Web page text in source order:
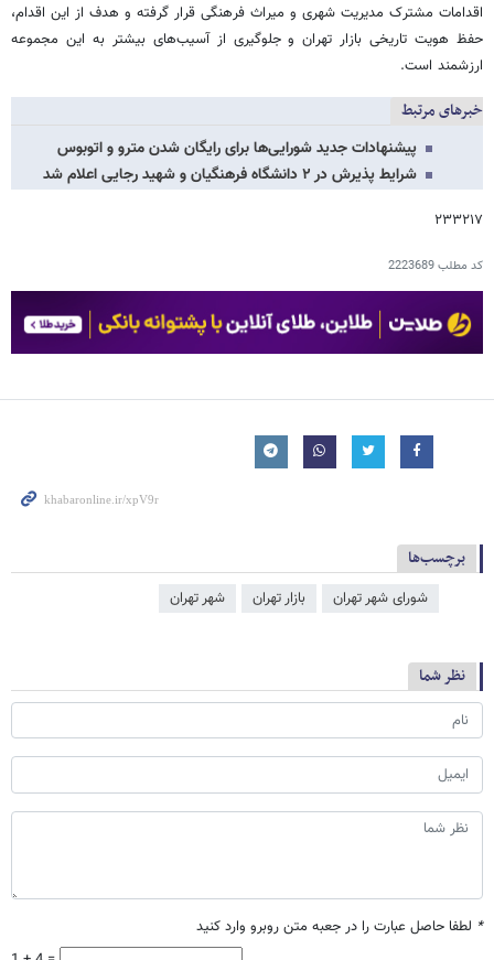
اقدامات مشترک مدیریت شهری و میراث فرهنگی قرار گرفته و هدف از این اقدام،
حفظ هویت تاریخی بازار تهران و جلوگیری از آسیب‌های بیشتر به این مجموعه
ارزشمند است.
خبرهای مرتبط
پیشنهادات جدید شورایی‌ها برای رایگان شدن مترو و اتوبوس
شرایط پذیرش در ۲ دانشگاه فرهنگیان و شهید رجایی اعلام شد
۲۳۳۲۱۷
کد مطلب2223689
برچسب‌ها
شورای شهر تهران بازار تهران شهر تهران
نظر شما
* لطفا حاصل عبارت را در جعبه متن روبرو وارد کنید